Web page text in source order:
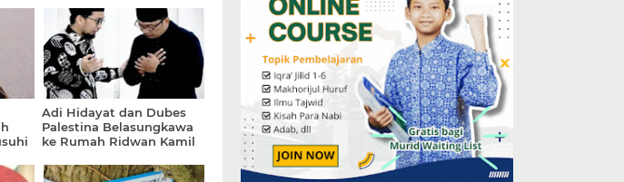
Adi Hidayat dan Dubes
Palestina Belasungkawa
ke Rumah Ridwan Kamil